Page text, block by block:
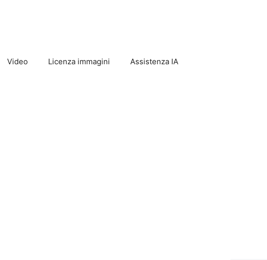
Video Licenza immagini Assistenza IA